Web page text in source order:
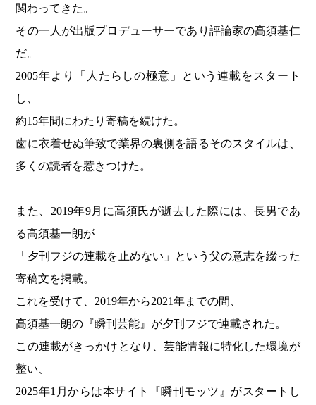
関わってきた。
その一人が出版プロデューサーであり評論家の高須基仁
だ。
2005年より「人たらしの極意」という連載をスタート
し、
約15年間にわたり寄稿を続けた。
歯に衣着せぬ筆致で業界の裏側を語るそのスタイルは、
多くの読者を惹きつけた。
また、2019年9月に高須氏が逝去した際には、長男であ
る高須基一朗が
「夕刊フジの連載を止めない」という父の意志を綴った
寄稿文を掲載。
これを受けて、2019年から2021年までの間、
高須基一朗の『瞬刊芸能』が夕刊フジで連載された。
この連載がきっかけとなり、芸能情報に特化した環境が
整い、
2025年1月からは本サイト『瞬刊モッツ』がスタートし